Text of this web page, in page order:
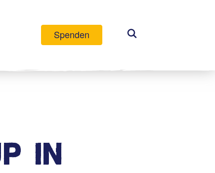
Spenden
IN